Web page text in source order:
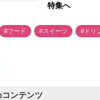
特集へ
#フード #スイーツ #ドリ
コンテンツ